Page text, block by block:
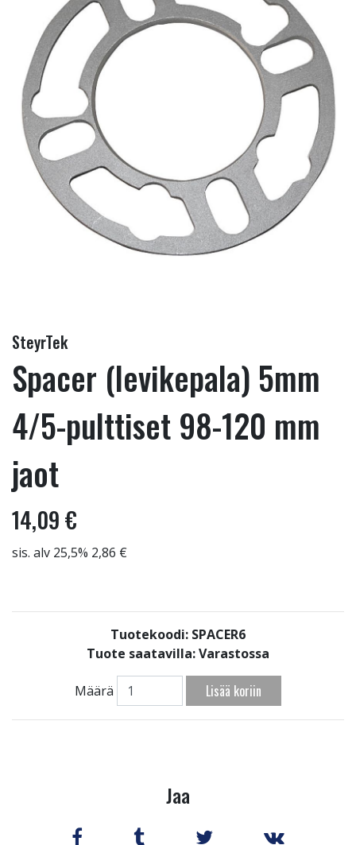
SteyrTek
Spacer (levikepala) 5mm
4/5-pulttiset 98-120 mm
jaot
14,09 €
sis. alv 25,5% 2,86 €
Tuotekoodi: SPACER6
Tuote saatavilla:Varastossa
Määrä Lisää koriin
Jaa